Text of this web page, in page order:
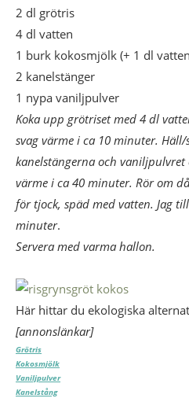
2 dl grötris
4 dl vatten
1 burk kokosmjölk (+ 1 dl
2 kanelstänger
1 nypa vaniljpulver
Koka upp grötriset med 4 dl
svag värme i ca 10 minuter.
kanelstängerna och
värme i ca 40 minuter. Rör om
för tjock, späd med vatten. Jag
minuter.
Servera med varma hallon.
Här hittar du ekologiska
[annonslänkar]
Grötris
Kokosmjölk
Vaniljpulver
Kanelstång